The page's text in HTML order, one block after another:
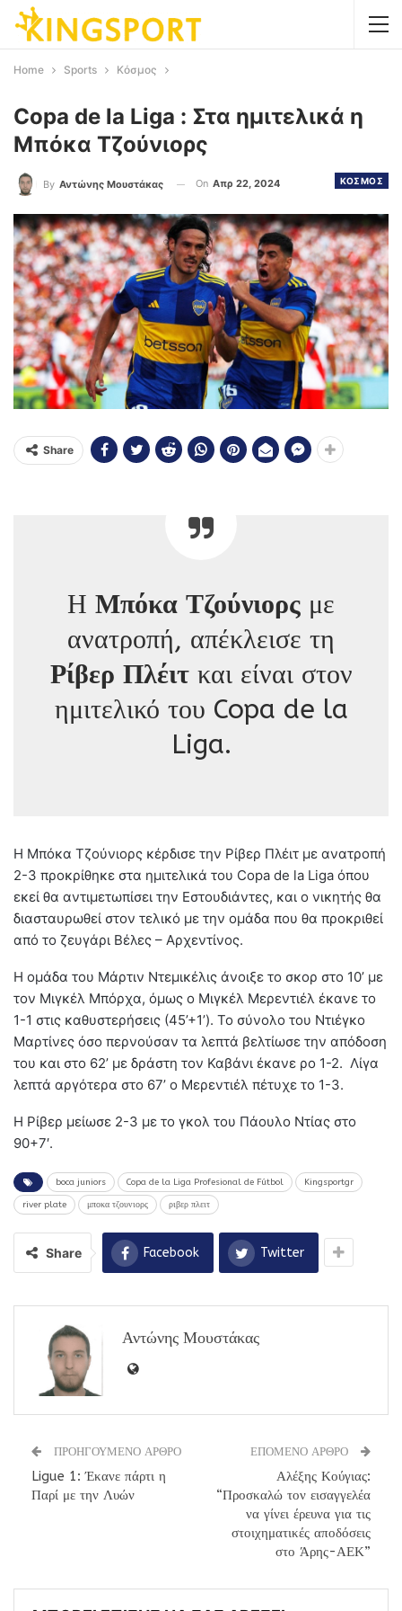
Home Sports Κόσμος
Copa de la Liga : Στα ημιτελικά η
Μπόκα Τζούνιορς
ΚΟΣΜΟΣ
By Αντώνης Μουστάκας On Απρ 22, 2024
Share
Η Μπόκα Τζούνιορς με
ανατροπή, απέκλεισε τη
Ρίβερ Πλέιτκαι είναι στον
ημιτελικό του Copa de la
Liga.
Η Μπόκα Τζούνιορς κέρδισε την Ρίβερ Πλέιτ με ανατροπή
2-3 προκρίθηκε στα ημιτελικά του Copa de la Liga όπου
εκεί θα αντιμετωπίσει την Εστουδιάντες, και ο νικητής θα
διασταυρωθεί στον τελικό με την ομάδα που θα προκριθεί
από το ζευγάρι Βέλες – Αρχεντίνος.
Η ομάδα του Μάρτιν Ντεμικέλις άνοιξε το σκορ στο 10’ με
τον Μιγκέλ Μπόρχα, όμως ο Μιγκέλ Μερεντιέλ έκανε το
1-1 στις καθυστερήσεις (45’+1’). Το σύνολο του Ντιέγκο
Μαρτίνες όσο περνούσαν τα λεπτά βελτίωσε την απόδοση
του και στο 62’ με δράστη τον Καβάνι έκανε ρο 1-2. Λίγα
λεπτά αργότερα στο 67’ ο Μερεντιέλ πέτυχε το 1-3.
Η Ρίβερ μείωσε 2-3 με το γκολ του Πάουλο Ντίας στο
90+7′.
boca juniors Copa de la Liga Profesional de Fútbol Kingsportgr
river plate μποκα τζουνιορς ριβερ πλειτ
Share Facebook Twitter
Αντώνης Μουστάκας
ΠΡΟΗΓΟΥΜΕΝΟ ΑΡΘΡΟ
Ligue 1: Έκανε πάρτι η
Παρί με την Λυών
ΕΠΟΜΕΝΟ ΑΡΘΡΟ
Αλέξης Κούγιας:
“Προσκαλώ τον εισαγγελέα
να γίνει έρευνα για τις
στοιχηματικές αποδόσεις
στο Άρης-ΑΕΚ”